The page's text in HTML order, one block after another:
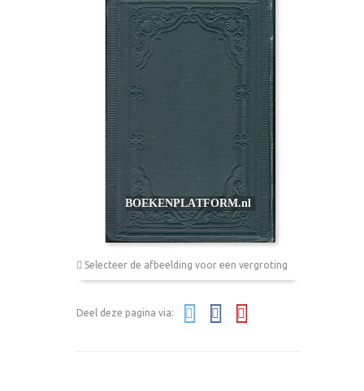
Selecteer de afbeelding voor een vergroting
Deel deze pagina via: